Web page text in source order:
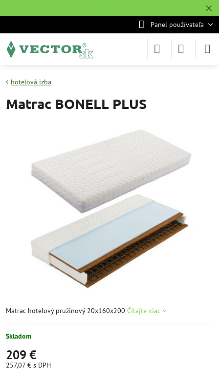
✕
˙
Panel používateľa
hotelová izba
Matrac BONELL PLUS
Matrac hotelový pružinový 20x160x200 Čítajte viac
Skladom
209 €
257,07 € s DPH